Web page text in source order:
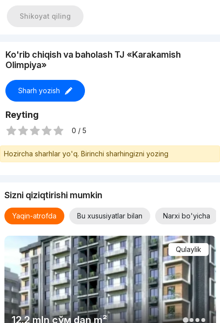
Shikoyat qiling
Ko'rib chiqish va baholash TJ «Karakamish
Olimpiya»
Sharh yozish
Reyting
0 / 5
Hozircha sharhlar yo'q. Birinchi sharhingizni yozing
Sizni qiziqtirishi mumkin
Yaqin-atrofda Bu xususiyatlar bilan Narxi bo'yicha
Qulaylik
12.2 mln сўмdan m²